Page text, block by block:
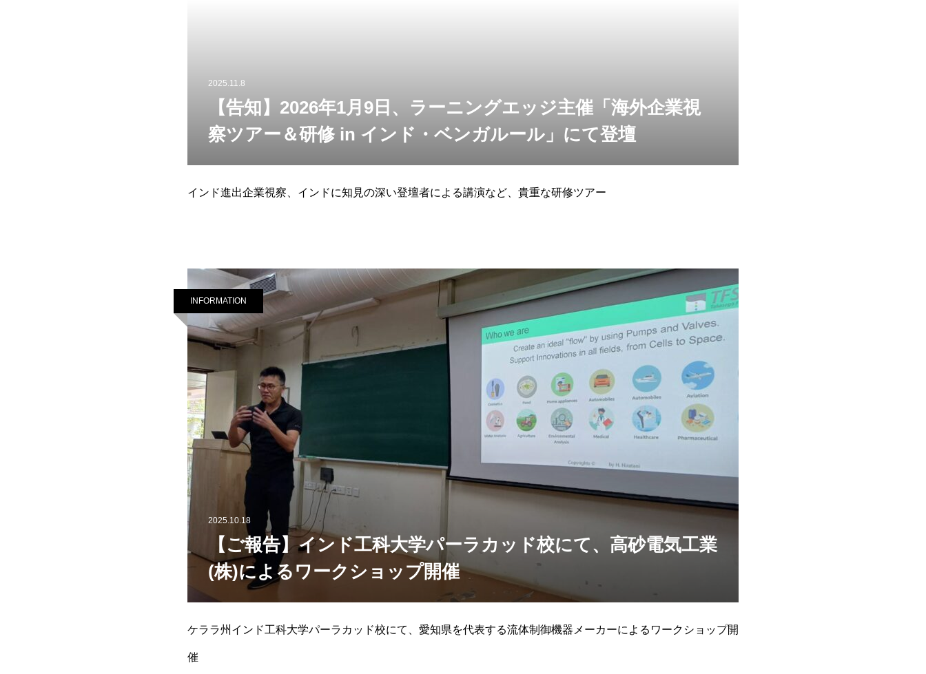
2025.11.8
【告知】2026年1月9日、ラーニングエッジ主催「海外企業視
察ツアー＆研修 in インド・ベンガルール」にて登壇
インド進出企業視察、インドに知見の深い登壇者による講演など、貴重な研修ツアー
INFORMATION
2025.10.18
【ご報告】インド工科大学パーラカッド校にて、高砂電気工業
(株)によるワークショップ開催
ケララ州インド工科大学パーラカッド校にて、愛知県を代表する流体制御機器メーカーによるワークショップ開
催